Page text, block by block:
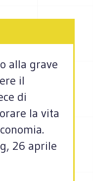
alla grave
il
di
la vita
26 aprile